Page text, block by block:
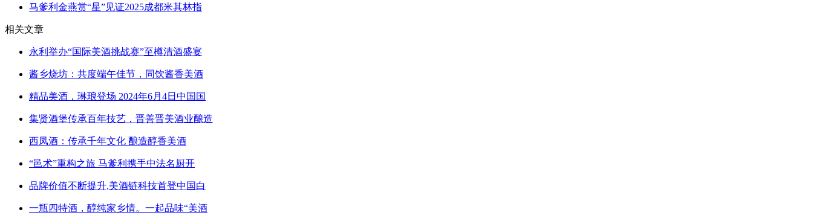
马爹利金燕赏“星”见证2025成都米其林指
相关文章
永利举办“国际美酒挑战赛”至樽清酒盛宴
酱乡烧坊：共度端午佳节，同饮酱香美酒
精品美酒，琳琅登场 2024年6月4日中国国
集贤酒堡传承百年技艺，晋善晋美酒业酿造
西凤酒：传承千年文化 酿造醇香美酒
“邑术”重构之旅 马爹利携手中法名厨开
品牌价值不断提升,美酒链科技首登中国白
一瓶四特酒，醇纯家乡情。一起品味“美酒